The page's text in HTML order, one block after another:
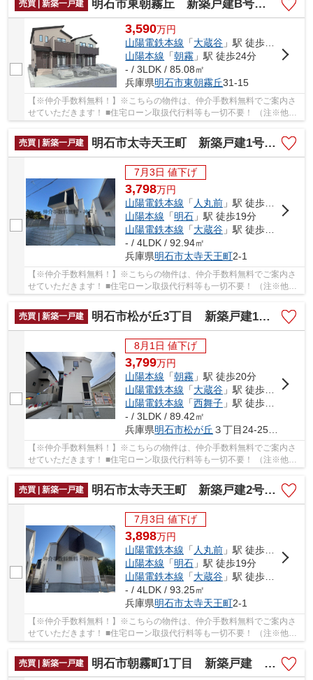
売買 | 新築一戸建
明石市東朝霧丘 新築戸建B号棟 仲介手数料無料！
3,590万円
山陽電鉄本線 「大蔵谷 」駅 徒歩17分
山陽本線 「朝霧 」駅 徒歩24分
- / 3LDK / 85.08㎡
兵庫県明石市東朝霧丘31-15
【※仲介手数料無料！】※こちらの物件は、仲介手数料無料でご案内さ
せていただきます！ ■住宅ローン取扱代行料等も一切不要！ （注※他社
売買 | 新築一戸建
明石市太寺天王町 新築戸建1号棟 仲介手数料無料！
7月3日 値下げ
3,798万円
山陽電鉄本線 「 人丸前 」駅 徒歩15分
山陽本線 「明石 」駅 徒歩19分
山陽電鉄本線 「大蔵谷 」駅 徒歩23分
- / 4LDK / 92.94㎡
兵庫県明石市太寺天王町2-1
【※仲介手数料無料！】※こちらの物件は、仲介手数料無料でご案内さ
せていただきます！ ■住宅ローン取扱代行料等も一切不要！ （注※他社
では事務手数料として5万円～10万円必要な場合が...
売買 | 新築一戸建
明石市松が丘3丁目 新築戸建1号棟 仲介手数料無料！
8月1日 値下げ
3,799万円
山陽本線 「朝霧 」駅 徒歩20分
山陽電鉄本線 「大蔵谷 」駅 徒歩25分
山陽電鉄本線 「西舞子 」駅 徒歩30分
- / 3LDK / 89.42㎡
兵庫県明石市松が丘 ３丁目24-25付近
【※仲介手数料無料！】※こちらの物件は、仲介手数料無料でご案内さ
せていただきます！ ■住宅ローン取扱代行料等も一切不要！ （注※他社
では事務手数料として5万円～10万円必要な場合が...
売買 | 新築一戸建
明石市太寺天王町 新築戸建2号棟 仲介手数料無料！
7月3日 値下げ
3,898万円
山陽電鉄本線 「 人丸前 」駅 徒歩15分
山陽本線 「明石 」駅 徒歩19分
山陽電鉄本線 「大蔵谷 」駅 徒歩23分
- / 4LDK / 93.25㎡
兵庫県明石市太寺天王町2-1
【※仲介手数料無料！】※こちらの物件は、仲介手数料無料でご案内さ
せていただきます！ ■住宅ローン取扱代行料等も一切不要！ （注※他社
では事務手数料として5万円～10万円必要な場合が...
売買 | 新築一戸建
明石市朝霧町1丁目 新築戸建 仲介手数料無料！